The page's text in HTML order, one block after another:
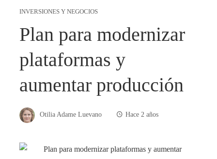
INVERSIONES Y NEGOCIOS
Plan para modernizar
plataformas y
aumentar producción
Otilia Adame Luevano Hace 2 años